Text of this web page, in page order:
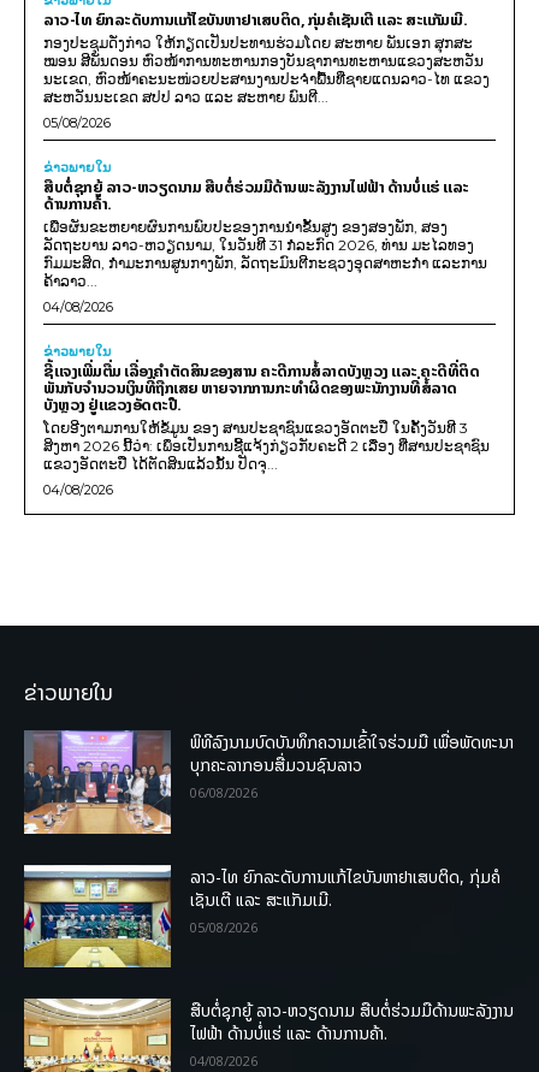
ລາວ-ໄທ ຍົກລະດັບການແກ້ໄຂບັນຫາຢາເສບຕິດ, ກຸ່ມຄໍເຊັນເຕີ ແລະ ສະແກັມເມີ.
ກອງປະຊຸມດັ່ງກ່າວ ໃຫ້ກຽດເປັນປະທານຮ່ວມໂດຍ ສະຫາຍ ພັນເອກ ສຸກສະ
ໝອນ ສີພັນດອນ ຫົວໜ້າການທະຫານກອງບັນຊາການທະຫານແຂວງສະຫວັນ
ນະເຂດ, ຫົວໜ້າຄະນະໜ່ວຍປະສານງານປະຈຳພື້ນທີ່ຊາຍແດນລາວ-ໄທ ແຂວງ
ສະຫວັນນະເຂດ ສປປ ລາວ ແລະ ສະຫາຍ ພົນຕີ...
05/08/2026
ຂ່າວພາຍ​ໃນ
ສືບຕໍ່ຊຸກຍູ້ ລາວ-ຫວຽດນາມ ສືບຕໍ່ຮ່ວມມືດ້ານພະລັງງານໄຟຟ້າ ດ້ານບໍ່ແຮ່ ແລະ
ດ້ານການຄ້າ.
ເພື່ອຜັນຂະຫຍາຍຜົນການພົບປະຂອງການນຳຂັ້ນສູງ ຂອງສອງພັກ, ສອງ
ລັດຖະບານ ລາວ-ຫວຽດນາມ, ໃນວັນທີ 31 ກໍລະກົດ 2026, ທ່ານ ມະໄລທອງ
ກົມມະສິດ, ກຳມະການສູນກາງພັກ, ລັດຖະມົນຕີກະຊວງອຸດສາຫະກຳ ແລະການ
ຄ້າລາວ...
04/08/2026
ຂ່າວພາຍ​ໃນ
ຊີ້ແຈງເພີ່ມຕື່ມ ເລື່ອງຄໍາຕັດສິນຂອງສານ ຄະດີການສໍ້ລາດບັງຫຼວງ ແລະ ຄະດີທີ່ຕິດ
ພັນກັບຈຳນວນເງິນທີ່ຖືກເສຍ ຫາຍຈາກການກະທຳຜິດຂອງພະນັກງານທີ່ສໍ້ລາດ
ບັງຫຼວງ ຢູ່ແຂວງອັດຕະປື.
ໂດຍອີງຕາມການໃຫ້ຂໍ້ມູນ​ ຂອງ ສານປະຊາຊົນແຂວງອັດຕະປື ໃນຄັ້ງວັນທີ 3
ສິງຫາ 2026 ນີ້ວ່າ: ເພຶ່ອເປັນການຊີ້ແຈ້ງກ່ຽວກັບຄະດີ 2 ເລື່ອງ ທີ່ສານປະຊາຊົນ
ແຂວງອັດຕະປື ໄດ້ຕັດສິນແລ້ວນັ້ນ ປັດຈຸ...
04/08/2026
ຂ່າວພາຍໃນ
ພິທີລົງນາມບົດບັນທຶກຄວາມເຂົ້າໃຈຮ່ວມມື ເພື່ອພັດທະນາ
ບຸກຄະລາກອນສື່ມວນຊົນລາວ
06/08/2026
ລາວ-ໄທ ຍົກລະດັບການແກ້ໄຂບັນຫາຢາເສບຕິດ, ກຸ່ມຄໍ
ເຊັນເຕີ ແລະ ສະແກັມເມີ.
05/08/2026
ສືບຕໍ່ຊຸກຍູ້ ລາວ-ຫວຽດນາມ ສືບຕໍ່ຮ່ວມມືດ້ານພະລັງງານ
ໄຟຟ້າ ດ້ານບໍ່ແຮ່ ແລະ ດ້ານການຄ້າ.
04/08/2026